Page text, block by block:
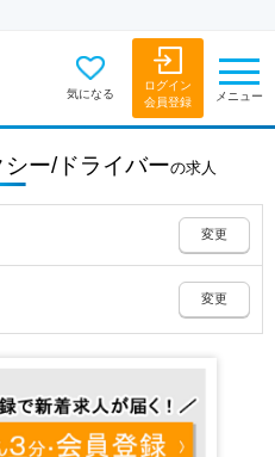
気になる
ログイン
会員登録
メニュー
ー/ドライバーの求人
変更
変更